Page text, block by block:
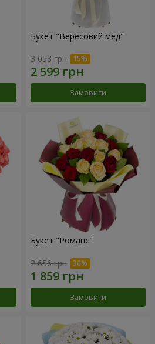
Букет "Вересовий мед"
3 058 грн
Замовити
Букет "Романс"
2 656 грн
Замовити